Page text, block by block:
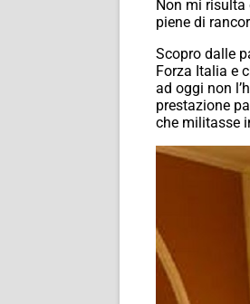
Non mi risulta
piene di
Scopro dalle
Forza Italia e
ad oggi non
prestazione
che militasse